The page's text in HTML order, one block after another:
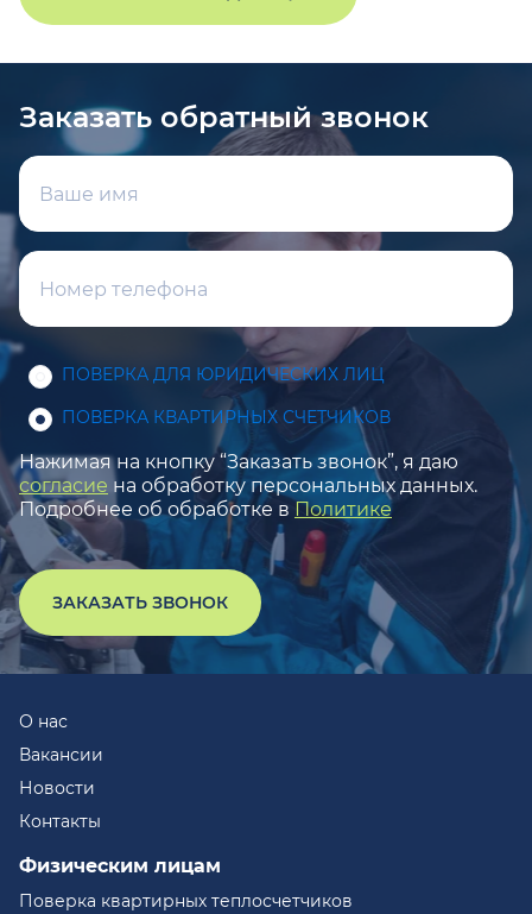
Заказать обратный звонок
ПОВЕРКА ДЛЯ ЮРИДИЧЕСКИХ ЛИЦ
ПОВЕРКА КВАРТИРНЫХ СЧЕТЧИКОВ
Нажимая на кнопку “Заказать звонок”, я даю
согласие на обработку персональных данных.
Подробнее об обработке в Политике
ЗАКАЗАТЬ ЗВОНОК
О нас
Вакансии
Новости
Контакты
Физическим лицам
Поверка квартирных теплосчетчиков